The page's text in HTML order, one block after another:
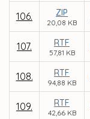
106. ZIP
20,08 KB
107. RTF
57,81 KB
108. RTF
94,88 KB
109. RTF
42,66 KB